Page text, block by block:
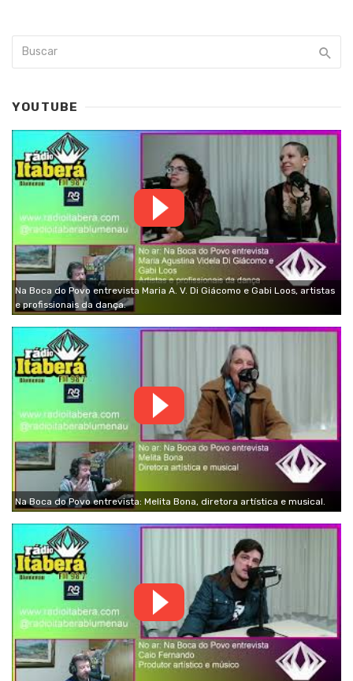
YOUTUBE
Na Boca do Povo entrevista Maria A. V. Di Giácomo e Gabi Loos, artistas
e profissionais da dança.
Na Boca do Povo entrevista: Melita Bona, diretora artística e musical.